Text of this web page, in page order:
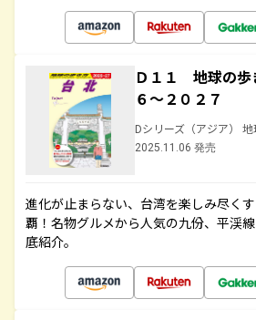
Ｄ１１ 地球の
６～２０２７
Dシリーズ（アジア）
2025.11.06 発売
進化が止まらない、台湾を楽しみ尽く
覇！名物グルメから人気の九份、平渓
底紹介。